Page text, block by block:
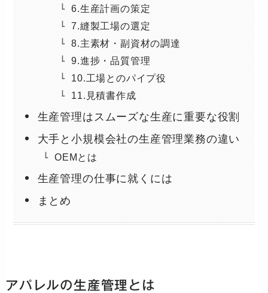
6.生産計画の策定
7.縫製工場の選定
8.主素材・副資材の調達
9.進捗・品質管理
10.工場とのパイプ役
11.見積書作成
生産管理はスムーズな生産に重要な役割
大手と小規模会社の生産管理業務の違い
OEMとは
生産管理の仕事に就くには
まとめ
アパレルの生産管理とは